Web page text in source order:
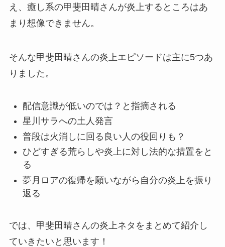
え、癒し系の甲斐田晴さんが炎上するところはあ
まり想像できません。
そんな甲斐田晴さんの炎上エピソードは主に5つあ
りました。
配信意識が低いのでは？と指摘される
星川サラへの土人発言
普段は火消しに回る良い人の役回りも？
ひどすぎる荒らしや炎上に対し法的な措置をと
る
夢月ロアの復帰を願いながら自分の炎上を振り
返る
では、甲斐田晴さんの炎上ネタ をまとめて紹介し
ていきたいと思います！